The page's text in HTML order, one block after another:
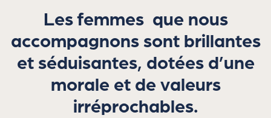
Les femmes que nous
accompagnons sont brillantes
et séduisantes, dotées d’une
morale et de valeurs
irréprochables.